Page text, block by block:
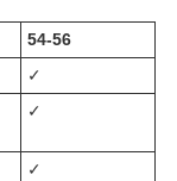
54-56
✓
✓
✓